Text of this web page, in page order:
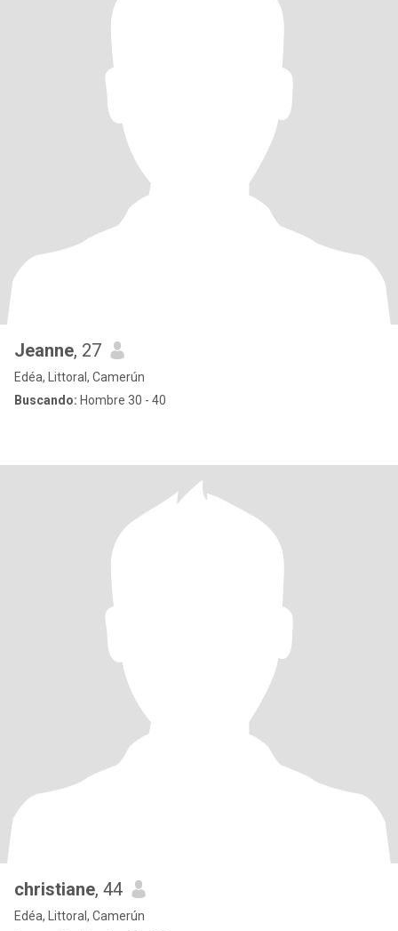
Jeanne, 27
Edéa, Littoral, Camerún
Buscando: Hombre 30 - 40
christiane, 44
Edéa, Littoral, Camerún